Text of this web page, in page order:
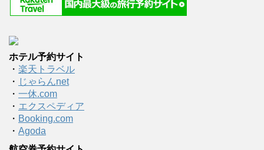
ホテル予約サイト
・ 楽天トラベル
・ じゃらんnet
・ 一休.com
・ エクスペディア
・ Booking.com
・ Agoda